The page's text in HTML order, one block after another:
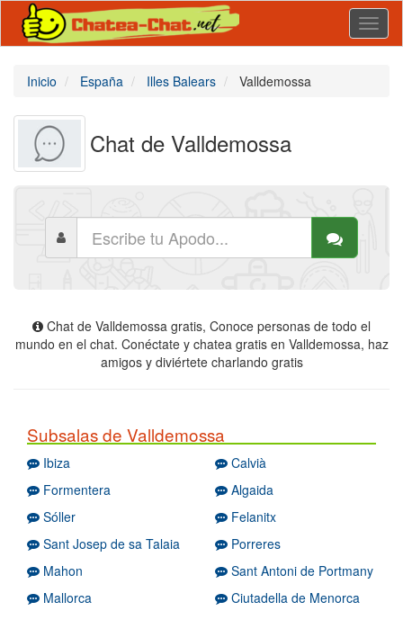
Inicio España Illes Balears Valldemossa
Chat de Valldemossa
Chat de Valldemossa gratis, Conoce personas de todo el
mundo en el chat. Conéctate y chatea gratis en Valldemossa, haz
amigos y diviértete charlando gratis
Subsalas de Valldemossa
Ibiza
Calvià
Formentera
Algaida
Sóller
Felanitx
Sant Josep de sa Talaia
Porreres
Mahon
Sant Antoni de Portmany
Mallorca
Ciutadella de Menorca